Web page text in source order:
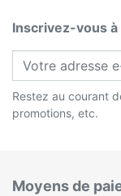
Inscrivez-vous
Restez au courant
promotions, etc.
Moyens de